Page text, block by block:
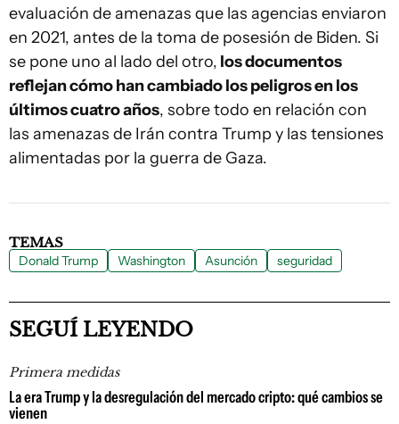
evaluación de amenazas que las agencias enviaron
en 2021, antes de la toma de posesión de Biden. Si
se pone uno al lado del otro, los documentos
reflejan cómo han cambiado los peligros en los
últimos cuatro años, sobre todo en relación con
las amenazas de Irán contra Trump y las tensiones
alimentadas por la guerra de Gaza.
TEMAS
Donald Trump Washington Asunción seguridad
SEGUÍ LEYENDO
Primera medidas
La era Trump y la desregulación del mercado cripto: qué cambios se
vienen